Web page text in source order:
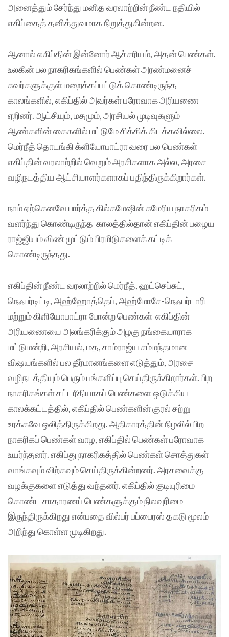
அனைத்தும் சேர்ந்து மனித வரலாற்றின் நீண்ட நதியில்
எகிப்தைத் தனித்துவமாக நிறுத்துகின்றன.
ஆனால் எகிப்தின் இன்னோர் ஆச்சரியம், அதன் பெண்கள்.
உலகின் பல நாகரிகங்களில் பெண்கள் அரண்மனைச்
சுவர்களுக்குள் மறைக்கப்பட்டுக் கொண்டிருந்த
காலங்களில், எகிப்தில் அவர்கள் பரோவாக அரியணை
ஏறினர். ஆட்சியும், மதமும், அரசியல் முடிவுகளும்
ஆண்களின் கைகளில் மட்டுமே சிக்கிக் கிடக்கவில்லை.
மெர்நீத் தொடங்கி க்ளியோபாட்ரா வரை பல பெண்கள்
எகிப்தின் வரலாற்றில் வெறும் அரசிகளாக அல்ல, அரசை
வழிநடத்திய ஆட்சியாளர்களாகப் பதிந்திருக்கிறார்கள்.
நாம் ஏற்கெனவே பார்த்த கில்கமேஷின் சுமேரிய நாகரிகம்
வளர்ந்து கொண்டிருந்த காலத்தில்தான் எகிப்தின் பழைய
ராஜ்ஜியம் விண் முட்டும் பிரமிடுகளைக் கட்டிக்
கொண்டிருந்தது.
எகிப்தின் நீண்ட வரலாற்றில் மெர்நீத், ஹட்செப்சுட்,
நெஃபர்டிட்டி, அஹ்ஹோத்தெப், அஹ்மோசே-நெஃபர்டாரி
மற்றும் கிளியோபாட்ரா போன்ற பெண்கள் எகிப்தின்
அரியணையை அலங்கரிக்கும் அழகு நங்கையாராக
மட்டுமன்றி, அரசியல், மத, சாம்ராஜ்ய சம்மந்தமான
விஷயங்களில் பல தீர்மானங்களை எடுத்தும், அரசை
வழிநடத்தியும் பெரும் பங்களிப்பு செய்திருக்கிறார்கள். பிற
நாகரிகங்கள் சட்டரீதியாகப் பெண்களை ஒடுக்கிய
காலக்கட்டத்தில், எகிப்தில் பெண்களின் குரல் சற்று
உரக்கவே ஒலித்திருக்கிறது. அதிகாரத்தின் நிழலில் பிற
நாகரிகப் பெண்கள் வாழ, எகிப்தில் பெண்கள் பரோவாக
உயர்ந்தனர். எகிப்து நாகரிகத்தில் பெண்கள் சொத்துகள்
வாங்கவும் விற்கவும் செய்திருக்கின்றனர். அரசவைக்கு
வழக்குகளை எடுத்து வந்தனர். எகிப்தில் குடியுரிமை
கொண்ட சாதாரணப் பெண்களுக்கும் நிலவுரிமை
இருந்திருக்கிறது என்பதை வில்பர் பப்பைரஸ் தகடு மூலம்
அறிந்து கொள்ள முடிகிறது.